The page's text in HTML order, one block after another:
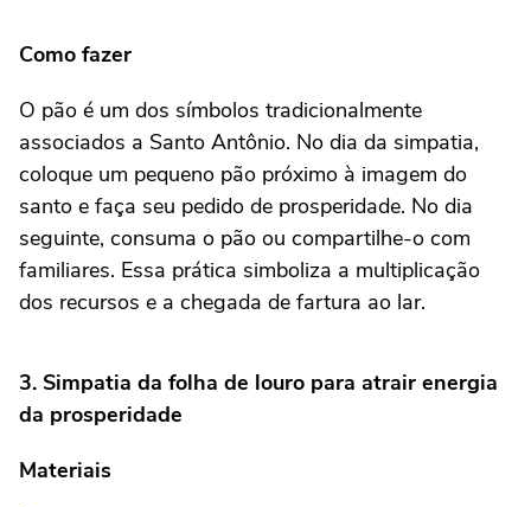
Como fazer
O pão é um dos símbolos tradicionalmente
associados a Santo Antônio. No dia da simpatia,
coloque um pequeno pão próximo à imagem do
santo e faça seu pedido de prosperidade. No dia
seguinte, consuma o pão ou compartilhe-o com
familiares. Essa prática simboliza a multiplicação
dos recursos e a chegada de fartura ao lar.
3. Simpatia da folha de louro para atrair energia
da prosperidade
Materiais